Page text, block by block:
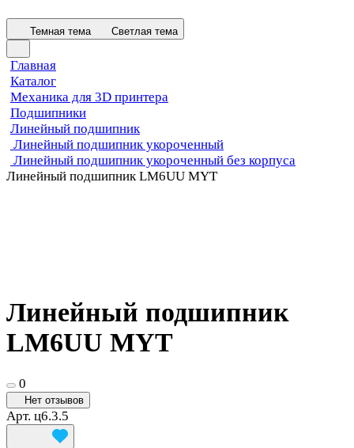
Темная тема Светлая тема
Главная
Каталог
Механика для 3D принтера
Подшипники
Линейный подшипник
Линейный подшипник укороченный
Линейный подшипник укороченный без корпуса
Линейный подшипник LM6UU MYT
Линейный подшипник
LM6UU MYT
0
Нет отзывов
Арт. ц6.3.5